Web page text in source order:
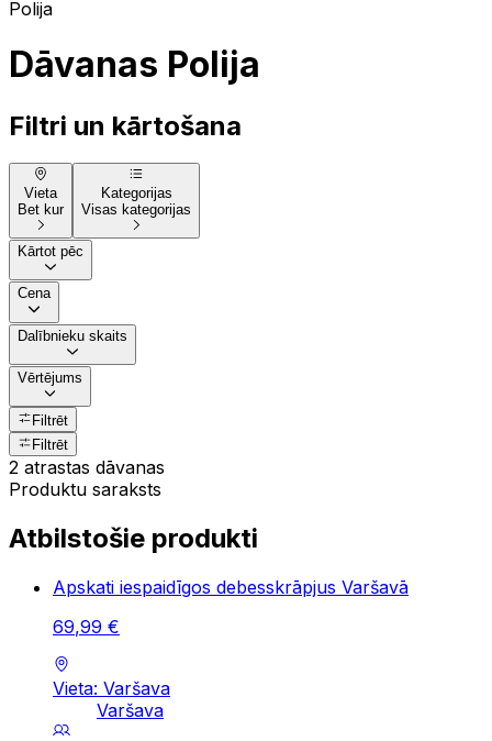
Polija
Dāvanas Polija
Filtri un kārtošana
Vieta
Bet kur
Kategorijas
Visas kategorijas
Kārtot pēc
Cena
Dalībnieku skaits
Vērtējums
Filtrēt
Filtrēt
2 atrastas dāvanas
Produktu saraksts
Atbilstošie produkti
Apskati iespaidīgos debesskrāpjus Varšavā
69,99 €
Vieta: Varšava
Varšava